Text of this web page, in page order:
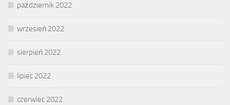
październik 2022
wrzesień 2022
sierpień 2022
lipiec 2022
czerwiec 2022